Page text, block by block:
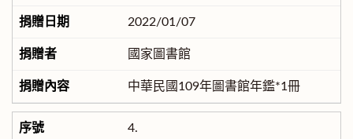
2022/01/07
國家圖書館
中華民國109年圖書館年鑑*1冊
4.